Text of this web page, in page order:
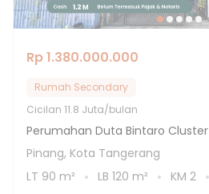
Rp 1.380.000.000
Rumah Secondary
Cicilan 11.8 Juta/bulan
Perumahan Duta Bintaro
Pinang, Kota Tangerang
LT 90 m² LB 120 m² KM 2